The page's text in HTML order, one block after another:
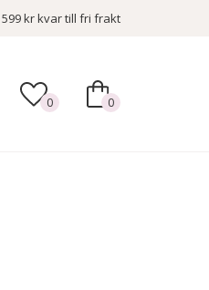
599 krkvar till fri frakt
0 0